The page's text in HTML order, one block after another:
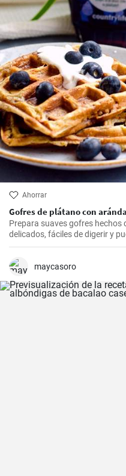
Ahorrar
Gofres de plátano con
Prepara suaves gofres hechos
delicados, fáciles de digerir y
arándanos frescos y sirope de
maycasoro